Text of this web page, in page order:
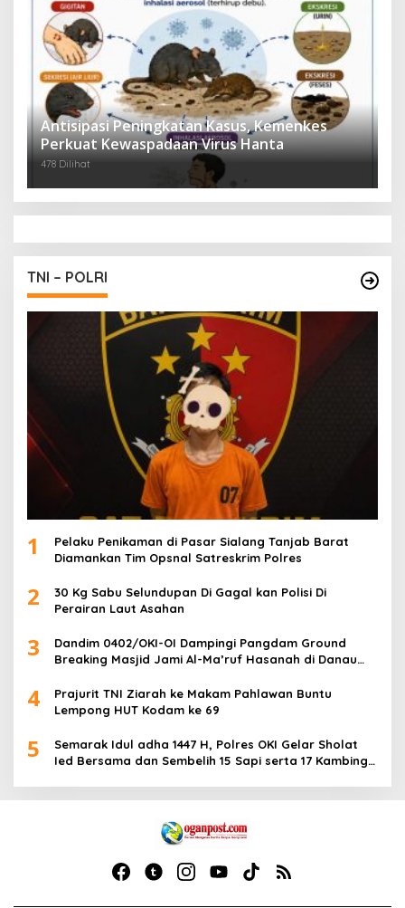
Antisipasi Peningkatan Kasus, Kemenkes
Perkuat Kewaspadaan Virus Hanta
478 Dilihat
TNI – POLRI
1
Pelaku Penikaman di Pasar Sialang Tanjab Barat
Diamankan Tim Opsnal Satreskrim Polres
2
30 Kg Sabu Selundupan Di Gagal kan Polisi Di
Perairan Laut Asahan
3
Dandim 0402/OKI-OI Dampingi Pangdam Ground
Breaking Masjid Jami Al-Ma’ruf Hasanah di Danau
4
Prajurit TNI Ziarah ke Makam Pahlawan Buntu
Lempong HUT Kodam ke 69
5
Semarak Idul adha 1447 H, Polres OKI Gelar Sholat
Ied Bersama dan Sembelih 15 Sapi serta 17 Kambing